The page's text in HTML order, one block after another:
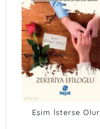
Eşim İsterse Olur